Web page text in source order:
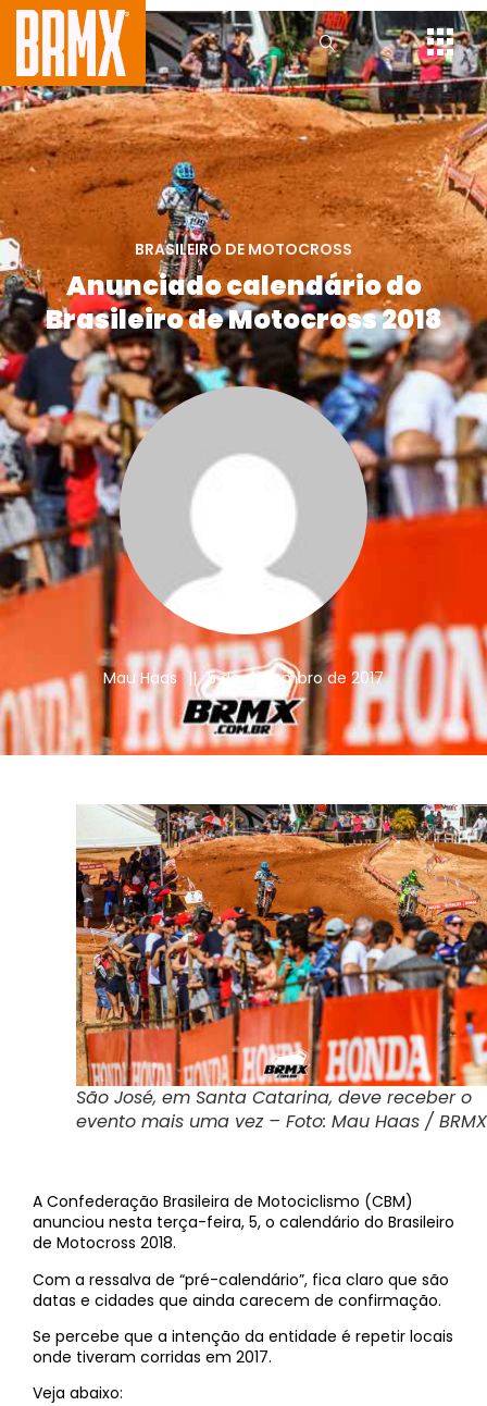
BRASILEIRO DE MOTOCROSS
Anunciado calendário do
Brasileiro de Motocross 2018
Mau Haas || 5 de dezembro de 2017
São José, em Santa Catarina, deve receber o
evento mais uma vez – Foto: Mau Haas / BRMX
A Confederação Brasileira de Motociclismo (CBM)
anunciou nesta terça-feira, 5, o calendário do Brasileiro
de Motocross 2018.
Com a ressalva de “pré-calendário”, fica claro que são
datas e cidades que ainda carecem de confirmação.
Se percebe que a intenção da entidade é repetir locais
onde tiveram corridas em 2017.
Veja abaixo: